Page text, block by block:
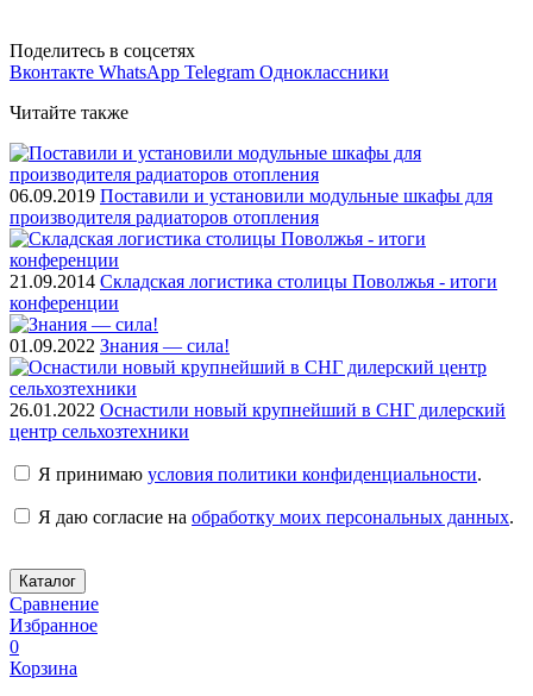
Поделитесь в соцсетях
Вконтакте WhatsApp Telegram Одноклассники
Читайте также
06.09.2019 Поставили и установили модульные шкафы для
производителя радиаторов отопления
21.09.2014 Складская логистика столицы Поволжья - итоги
конференции
01.09.2022 Знания — сила!
26.01.2022 Оснастили новый крупнейший в СНГ дилерский
центр сельхозтехники
Я принимаю условия политики конфиденциальности.
Я даю согласие на обработку моих персональных данных.
Каталог
Сравнение
Избранное
0
Корзина